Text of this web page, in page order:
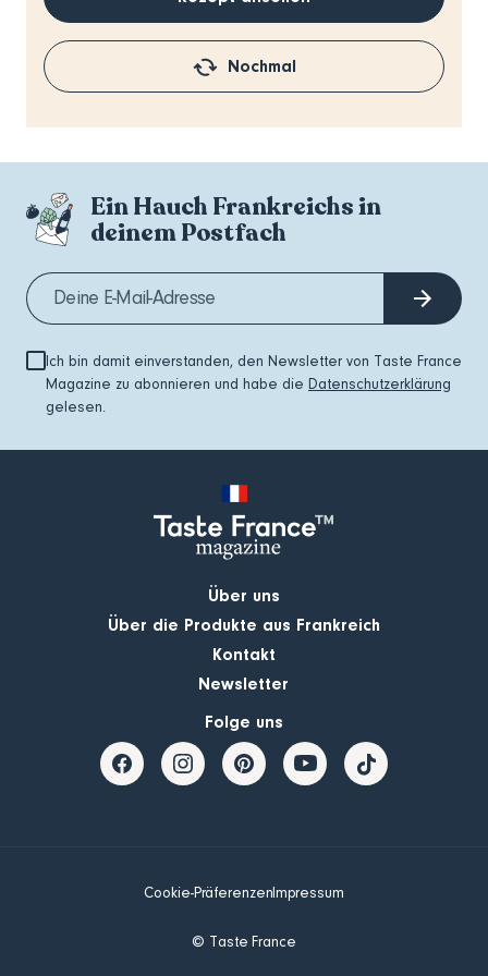
Nochmal
Ein Hauch Frankreichs in
deinem Postfach
Ich bin damit einverstanden, den Newsletter von Taste France
Magazine zu abonnieren und habe die Datenschutzerklärung
gelesen.
Über uns
Über die Produkte aus Frankreich
Kontakt
Newsletter
Folge uns
Cookie-PräferenzenImpressum
© Taste France